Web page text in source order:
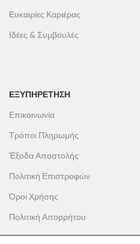
Ευκαιρίες Καριέρας
Ιδέες & Συμβουλές
ΕΞΥΠΗΡΕΤΗΣΗ
Επικοινωνία
Τρόποι Πληρωμής
Έξοδα Αποστολής
Πολιτική Επιστροφών
Όροι Χρήσης
Πολιτική Απορρήτου